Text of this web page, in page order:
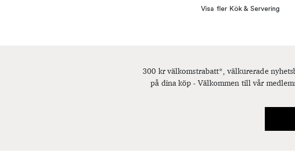
Visa fler Kök & Servering
300 kr välkomstrabatt*, välkurerade
på dina köp - Välkommen till vår